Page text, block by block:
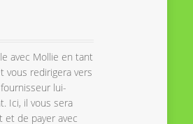
avec Mollie en tant
vous redirigera vers
lui-
Ici, il vous sera
et de payer avec